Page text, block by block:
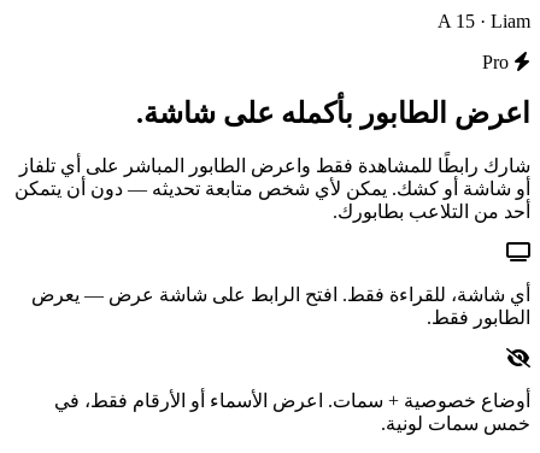
A 15 · Liam
اعرض الطابور بأكمله على شاشة.
شارك رابطًا للمشاهدة فقط واعرض الطابور المباشر على أي تلفاز
أو شاشة أو كشك. يمكن لأي شخص متابعة تحديثه — دون أن يتمكن
أحد من التلاعب بطابورك.
أي شاشة، للقراءة فقط. افتح الرابط على شاشة عرض — يعرض
الطابور فقط.
أوضاع خصوصية + سمات. اعرض الأسماء أو الأرقام فقط، في
خمس سمات لونية.